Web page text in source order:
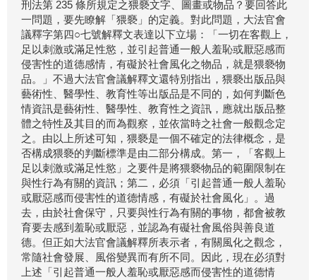
刑法第 235 條所規定之猥褻文字、圖畫或物品？要回答此
一問題，要先瞭解「猥褻」的定義。對此問題，大法官會
議釋字第四○七號解釋文表達以下立場：「一切在客觀上，
足以刺激或滿足性慾，並引起普通一般人羞恥或厭惡感而
侵害性的道德感情，有礙於社會風化之物品，就是猥褻物
品。」不過大法官會議解釋文還特別指出，猥褻出版品與
藝術性、醫學性、教育性等出版品是不同的，如何判斷色
情資訊是藝術性、醫學性、教育性之資訊，應就出版品整
體之特性及其目的而為觀察，並依當時之社會一般觀念定
之。由以上所述可知，猥褻是一個不確定的法律概念，是
否構成猥褻的判斷標準是由二部分構成。第一，「客觀上
足以刺激或滿足性慾」之要件是將猥褻物品的範圍限制在
與性行為有關的資訊；第二，必須「引起普通一般人羞恥
或厭惡感而侵害性的道德情感，有礙於社會風化」。過
去，由於社會保守，只要與性行為有關的事物，都會被教
育要去感到羞恥或厭惡，並認為有礙社會風俗與善良道
德。但正如大法官會議解釋所表示者，有關風化之觀念，
常隨社會發展、風俗變異而有所不同。因此，現在必須對
上述「引起普通一般人羞恥或厭惡感而侵害性的道德情